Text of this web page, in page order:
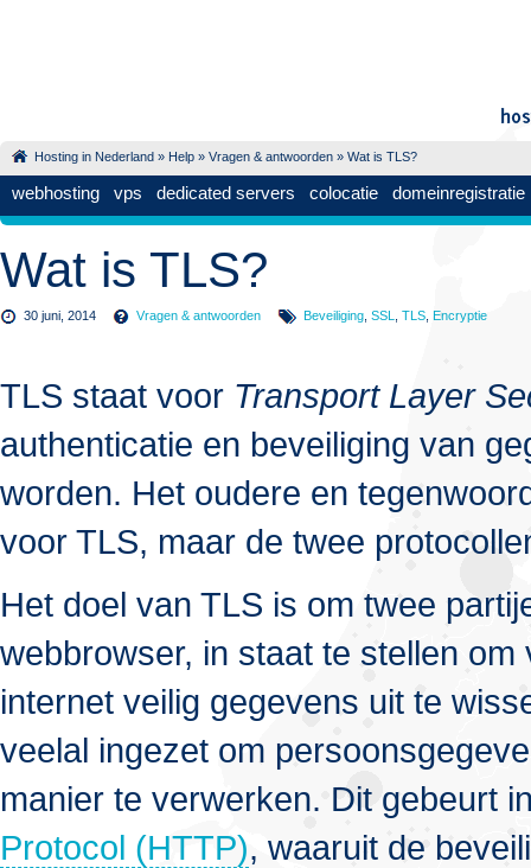
Hosting in Nederland » Help » Vragen & antwoorden » Wat is TLS?
webhosting vps dedicated servers colocatie domeinregistratie
Wat is TLS?
30 juni, 2014 Vragen & antwoorden Beveiliging SSL TLS Encryptie
TLS staat voor Transport Layer
authenticatie en beveiliging van
worden. Het oudere en
voor TLS, maar de twee
Het doel van TLS is om twee
webbrowser, in staat te stellen
internet veilig gegevens uit te
veelal ingezet om
manier te verwerken. Dit gebeurt
Protocol (HTTP), waaruit de